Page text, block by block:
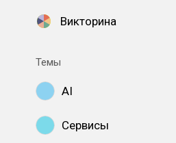
Викторина
Темы
AI
Сервисы